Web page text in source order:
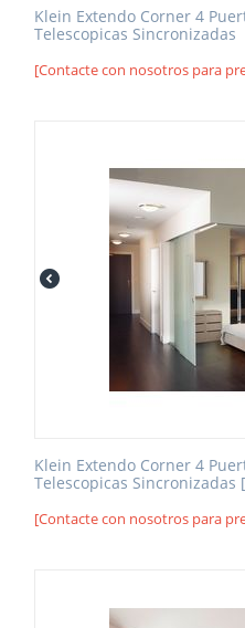
Klein Extendo Corner 4
Telescopicas Sincronizadas
[Contacte con nosotros para
Klein Extendo Corner 4
Telescopicas Sincronizadas
[Contacte con nosotros para